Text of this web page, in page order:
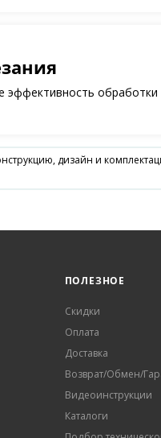
дизайн и
ПОЛЕЗНОЕ
Скидки
Оплата
Доставка
Возврат/Обмен/
Видеоинструкции
Каталоги